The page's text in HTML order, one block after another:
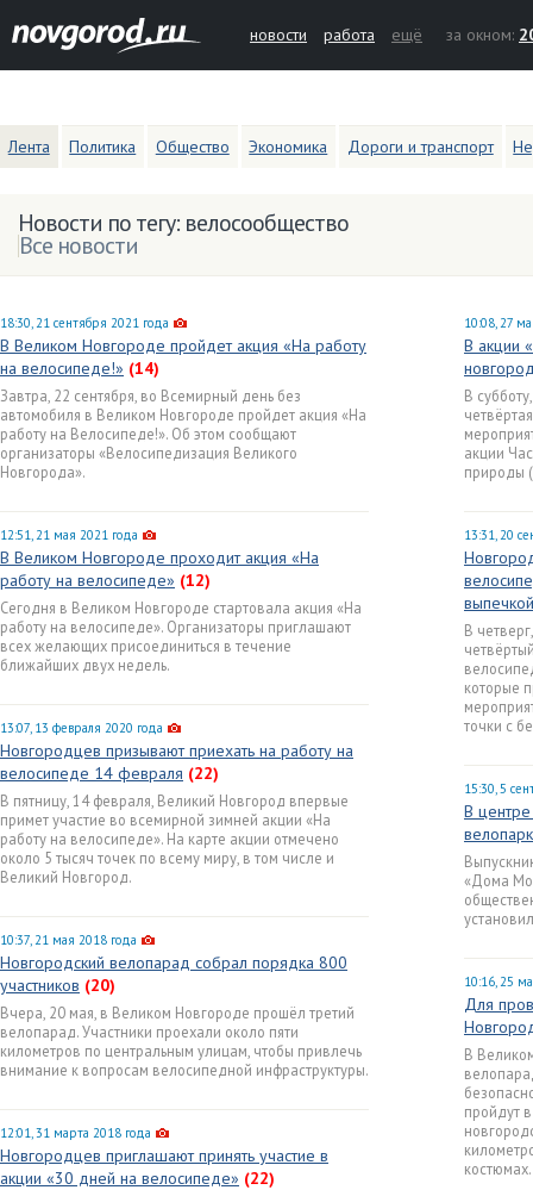
новости работа ещё за окном:
Лента Политика Общество Экономика Дороги и транспорт
Новости по тегу: велосообщество
Все новости
18:30, 21 сентября 2021 года
В Великом Новгороде пройдет акция «На работу
на велосипеде!» (14)
Завтра, 22 сентября, во Всемирный день без
автомобиля в Великом Новгороде пройдет акция «На
работу на Велосипеде!». Об этом сообщают
организаторы «Велосипедизация Великого
Новгорода».
12:51, 21 мая 2021 года
В Великом Новгороде проходит акция «На
работу на велосипеде» (12)
Сегодня в Великом Новгороде стартовала акция «На
работу на велосипеде». Организаторы приглашают
всех желающих присоединиться в течение
ближайших двух недель.
13:07, 13 февраля 2020 года
Новгородцев призывают приехать на работу на
велосипеде 14 февраля (22)
В пятницу, 14 февраля, Великий Новгород впервые
примет участие во всемирной зимней акции «На
работу на велосипеде». На карте акции отмечено
около 5 тысяч точек по всему миру, в том числе и
Великий Новгород.
10:37, 21 мая 2018 года
Новгородский велопарад собрал порядка 800
участников (20)
Вчера, 20 мая, в Великом Новгороде прошёл третий
велопарад. Участники проехали около пяти
километров по центральным улицам, чтобы привлечь
внимание к вопросам велосипедной инфраструктуры.
12:01, 31 марта 2018 года
Новгородцев приглашают принять участие в
акции «30 дней на велосипеде» (22)
10:08, 27
В акции
В
акции
природы
13:31, 20
выпечкой
В
которые
точки с
15:30, 5
В
«Дома
10:16, 25
Для
В
пройдут
костюмах.